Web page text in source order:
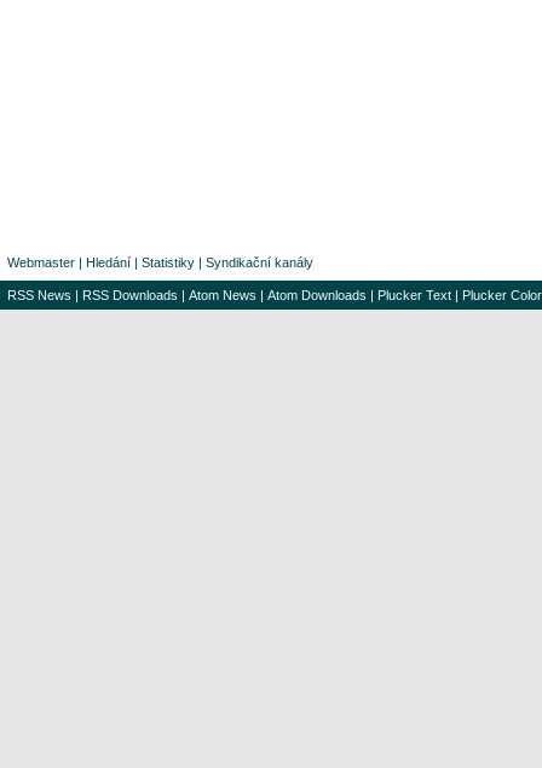
Webmaster | Hledání | Statistiky | Syndikační kanály
RSS News | RSS Downloads | Atom News | Atom Downloads | Plucker Text | Plucker Color